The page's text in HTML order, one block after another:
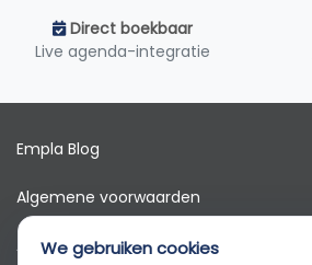
Direct boekbaar
Live agenda-integratie
Empla Blog
Algemene voorwaarden
AVGWe gebruiken cookies